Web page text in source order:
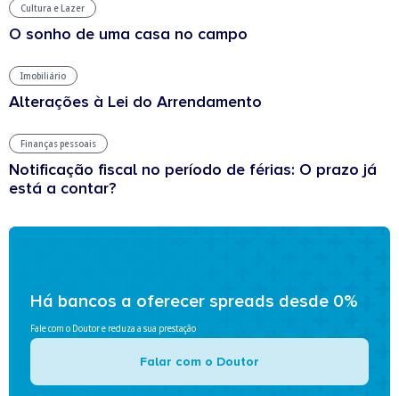
Cultura e Lazer
O sonho de uma casa no campo
Imobiliário
Alterações à Lei do Arrendamento
Finanças pessoais
Notificação fiscal no período de férias: O prazo já
está a contar?
Há bancos a oferecer spreads desde 0%
Fale com o Doutor e reduza a sua prestação
Falar com o Doutor